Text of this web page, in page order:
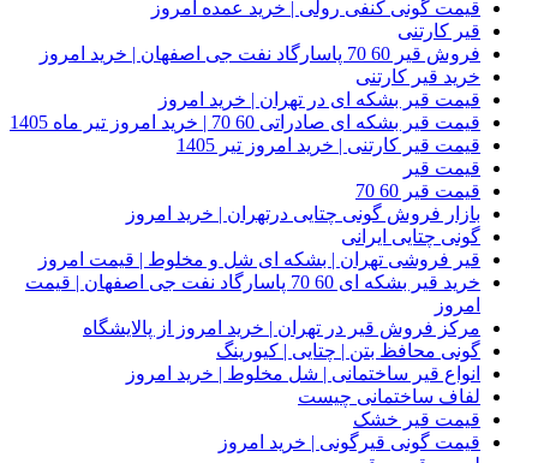
قیمت گونی کنفی رولی | خرید عمده امروز
قیر کارتنی
فروش قیر 60 70 پاسارگاد نفت جی اصفهان | خرید امروز
خرید قیر کارتنی
قیمت قیر بشکه ای در تهران | خرید امروز
قیمت قیر بشکه ای صادراتی 60 70 | خرید امروز تیر ماه 1405
قیمت قیر کارتنی | خرید امروز تیر 1405
قیمت قیر
قیمت قیر 60 70
بازار فروش گونی چتایی درتهران | خرید امروز
گونی چتایی ایرانی
قیر فروشی تهران | بشکه ای شل و مخلوط | قیمت امروز
خرید قیر بشکه ای 60 70 پاسارگاد نفت جی اصفهان | قیمت
امروز
مرکز فروش قیر در تهران | خرید امروز از پالایشگاه
گونی محافظ بتن | چتایی | کیورینگ
انواع قیر ساختمانی | شل مخلوط | خرید امروز
لفاف ساختمانی چیست
قیمت قیر خشک
قیمت گونی قیرگونی | خرید امروز